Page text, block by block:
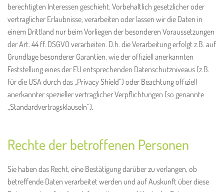
berechtigten Interessen geschieht. Vorbehaltlich gesetzlicher oder
vertraglicher Erlaubnisse, verarbeiten oder lassen wir die Daten in
einem Drittland nur beim Vorliegen der besonderen Voraussetzungen
der Art. 44 ff. DSGVO verarbeiten. D.h. die Verarbeitung erfolgt z.B. auf
Grundlage besonderer Garantien, wie der offiziell anerkannten
Feststellung eines der EU entsprechenden Datenschutzniveaus (z.B.
für die USA durch das „Privacy Shield“) oder Beachtung offiziell
anerkannter spezieller vertraglicher Verpflichtungen (so genannte
„Standardvertragsklauseln“).
Rechte der betroffenen Personen
Sie haben das Recht, eine Bestätigung darüber zu verlangen, ob
betreffende Daten verarbeitet werden und auf Auskunft über diese